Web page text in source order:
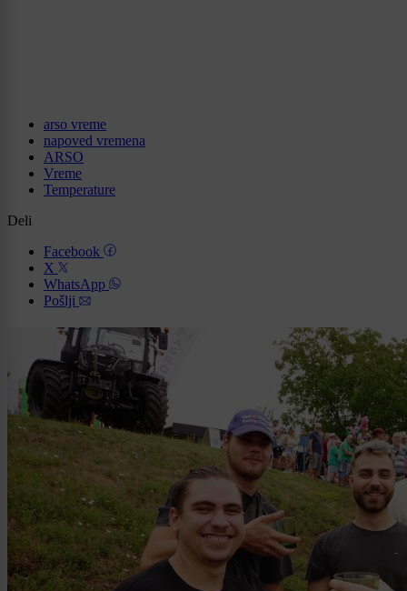
arso vreme
napoved vremena
ARSO
Vreme
Temperature
Deli
Facebook
X
WhatsApp
Pošlji